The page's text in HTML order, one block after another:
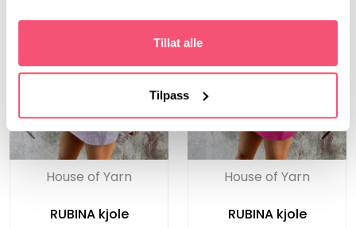
Tillat alle
Tilpass
House of Yarn
RUBINA kjole
House of Yarn
RUBINA kjole